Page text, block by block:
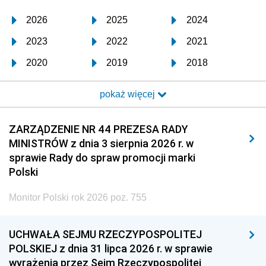
2026 2025 2024
2023 2022 2021
2020 2019 2018
2017 2016 2015
2014 2013 2012
2011 2010 2009
2008 2007 2006
2005
1996 1995 1994
1993 1992 1991
pokaż więcej
ZARZĄDZENIE NR 44 PREZESA RADY
MINISTRÓW z dnia 3 sierpnia 2026 r. w
sprawie Rady do spraw promocji marki
Polski
Monitor Polski rok 2026 poz. 755
UCHWAŁA SEJMU RZECZYPOSPOLITEJ
POLSKIEJ z dnia 31 lipca 2026 r. w sprawie
wyrażenia przez Sejm Rzeczypospolitej